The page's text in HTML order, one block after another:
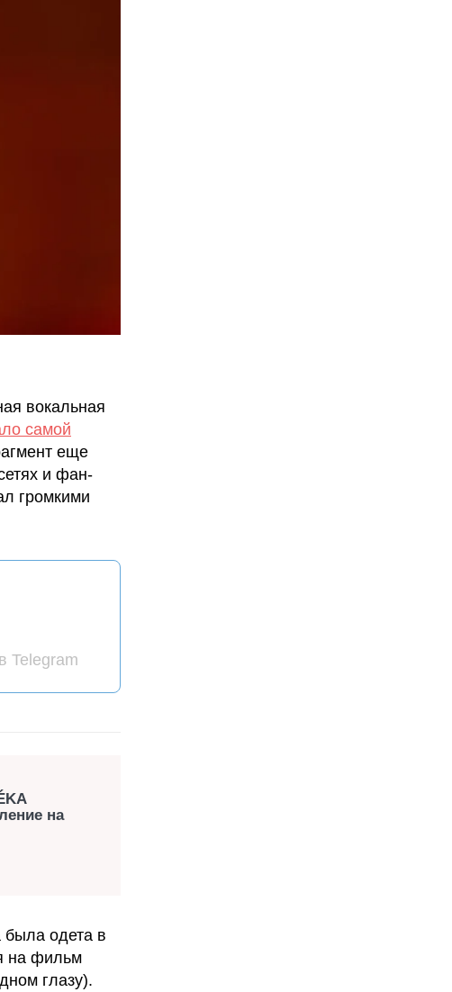
вокальная
самой
еще
и фан-
громкими
Telegram
на
была одета в
на фильм
глазу).